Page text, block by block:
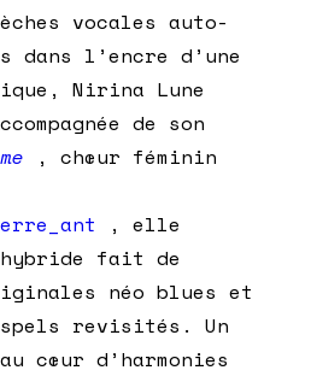
vocales auto-
dans l’encre d’une
Nirina Lune
de son
, chœur féminin
, elle
fait de
néo blues et
revisités. Un
cœur d’harmonies